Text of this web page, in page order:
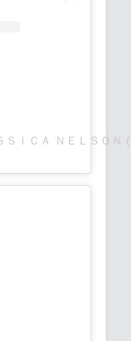
ＩＣＡ ＮＥＬＳＯＮ